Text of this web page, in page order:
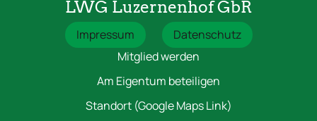
LWG Luzernenhof GbR
Impressum
Datenschutz
Mitglied werden
Am Eigentum beteiligen
Standort (Google Maps Link)